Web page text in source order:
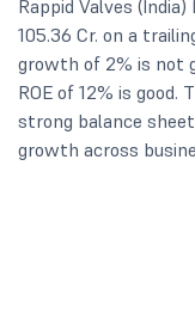
Rappid Valves
105.36 Cr. on a
growth of 2% is not
ROE of 12% is good.
strong balance
growth across